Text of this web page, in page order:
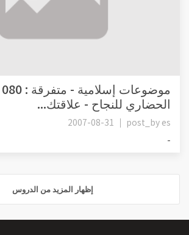
الحضاري للنجاح - علاقتك...
post_by es
2007-08-31
-
إظهار المزيد من الدروس